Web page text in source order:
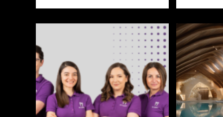
Descoperă
comunitate
istorică
și
culturală
din
județul
cu
și
din